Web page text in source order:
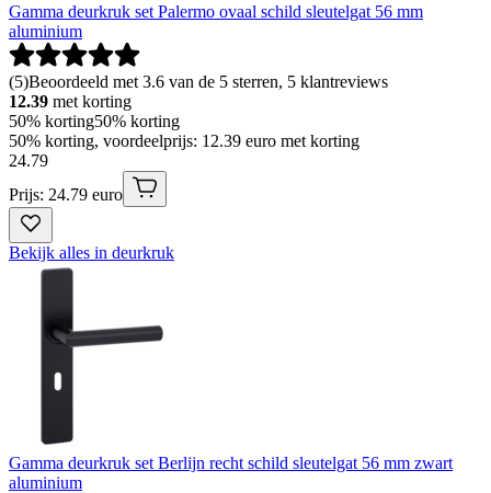
Gamma deurkruk set Palermo ovaal schild sleutelgat 56 mm
aluminium
(5)Beoordeeld met 3.6 van de 5 sterren, 5 klantreviews
12.39 met korting
50% korting50% korting
50% korting, voordeelprijs: 12.39 euro met korting
24.79
Prijs: 24.79 euro
Bekijk alles in deurkruk
Gamma deurkruk set Berlijn recht schild sleutelgat 56 mm zwart
aluminium